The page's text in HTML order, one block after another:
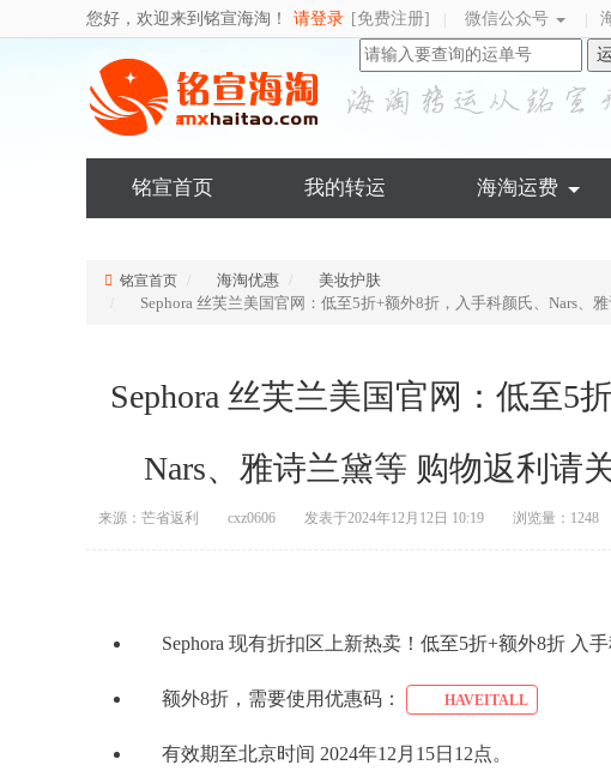
您好，欢迎来到铭宣海淘！ 请登录 [免费注册] 微信公众号
铭宣首页 我的转运 海淘运费
铭宣首页 海淘优惠
美妆护肤
Sephora 丝芙兰美国官网：低至5折+额外8折，入手科颜氏、Nars、
Sephora 丝芙兰美国官网：低至5
Nars、雅诗兰黛等 购物返利请
来源：芒省返利 cxz0606 发表于2024年12月12日 10:19 浏览量：1248
Sephora 现有折扣区上新热卖！低至5折+额外8折 入
额外8折，需要使用优惠码： HAVEITALL
有效期至北京时间 2024年12月15日12点。